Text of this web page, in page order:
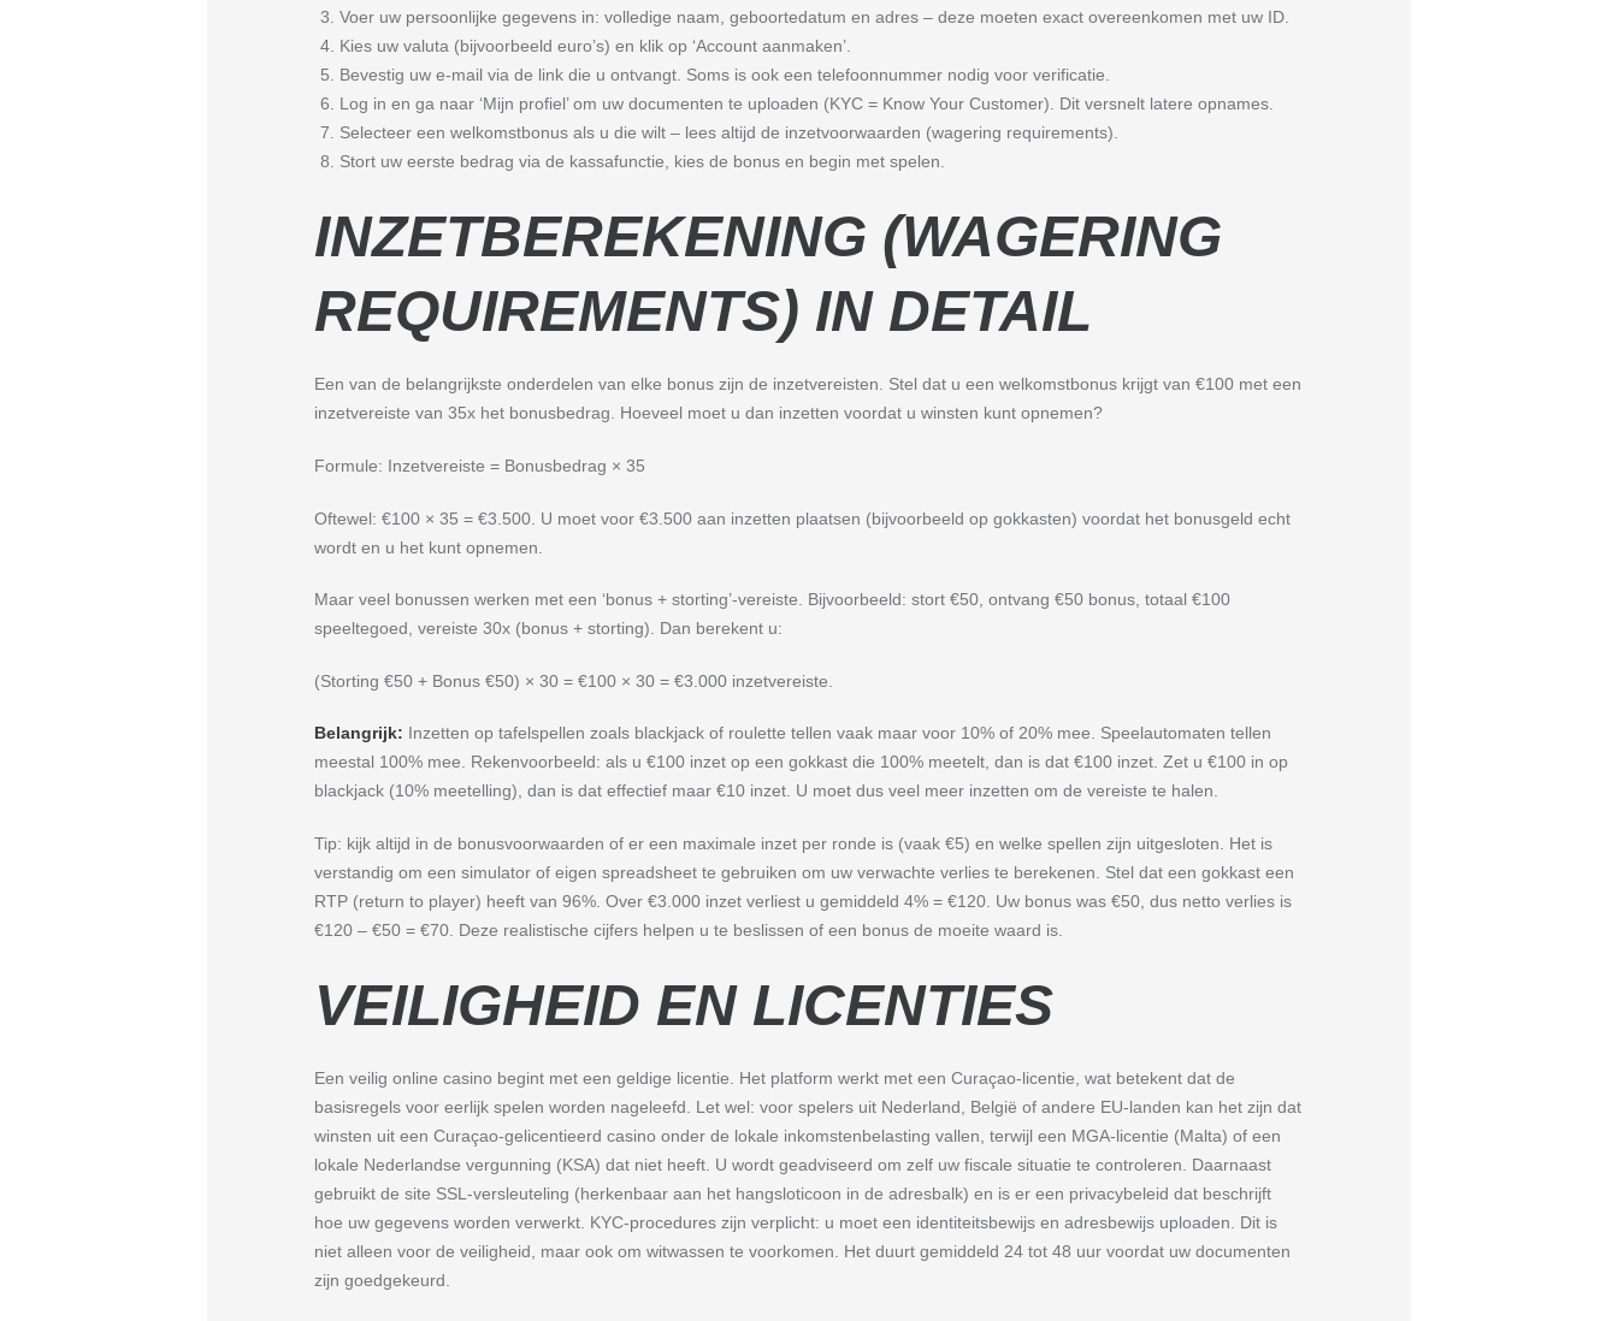
Voer uw persoonlijke gegevens in: volledige naam, geboortedatum en adres – deze moeten exact overeenkomen met uw ID.
Kies uw valuta (bijvoorbeeld euro’s) en klik op ‘Account aanmaken’.
Bevestig uw e-mail via de link die u ontvangt. Soms is ook een telefoonnummer nodig voor verificatie.
Log in en ga naar ‘Mijn profiel’ om uw documenten te uploaden (KYC = Know Your Customer). Dit versnelt latere opnames.
Selecteer een welkomstbonus als u die wilt – lees altijd de inzetvoorwaarden (wagering requirements).
Stort uw eerste bedrag via de kassafunctie, kies de bonus en begin met spelen.
INZETBEREKENING (WAGERING
REQUIREMENTS) IN DETAIL
Een van de belangrijkste onderdelen van elke bonus zijn de inzetvereisten. Stel dat u een welkomstbonus krijgt van €100 met een
inzetvereiste van 35x het bonusbedrag. Hoeveel moet u dan inzetten voordat u winsten kunt opnemen?
Formule: Inzetvereiste = Bonusbedrag × 35
Oftewel: €100 × 35 = €3.500. U moet voor €3.500 aan inzetten plaatsen (bijvoorbeeld op gokkasten) voordat het bonusgeld echt
wordt en u het kunt opnemen.
Maar veel bonussen werken met een ‘bonus + storting’-vereiste. Bijvoorbeeld: stort €50, ontvang €50 bonus, totaal €100
speeltegoed, vereiste 30x (bonus + storting). Dan berekent u:
(Storting €50 + Bonus €50) × 30 = €100 × 30 = €3.000 inzetvereiste.
Belangrijk: Inzetten op tafelspellen zoals blackjack of roulette tellen vaak maar voor 10% of 20% mee. Speelautomaten tellen
meestal 100% mee. Rekenvoorbeeld: als u €100 inzet op een gokkast die 100% meetelt, dan is dat €100 inzet. Zet u €100 in op
blackjack (10% meetelling), dan is dat effectief maar €10 inzet. U moet dus veel meer inzetten om de vereiste te halen.
Tip: kijk altijd in de bonusvoorwaarden of er een maximale inzet per ronde is (vaak €5) en welke spellen zijn uitgesloten. Het is
verstandig om een simulator of eigen spreadsheet te gebruiken om uw verwachte verlies te berekenen. Stel dat een gokkast een
RTP (return to player) heeft van 96%. Over €3.000 inzet verliest u gemiddeld 4% = €120. Uw bonus was €50, dus netto verlies is
€120 – €50 = €70. Deze realistische cijfers helpen u te beslissen of een bonus de moeite waard is.
VEILIGHEID EN LICENTIES
Een veilig online casino begint met een geldige licentie. Het platform werkt met een Curaçao-licentie, wat betekent dat de
basisregels voor eerlijk spelen worden nageleefd. Let wel: voor spelers uit Nederland, België of andere EU-landen kan het zijn dat
winsten uit een Curaçao-gelicentieerd casino onder de lokale inkomstenbelasting vallen, terwijl een MGA-licentie (Malta) of een
lokale Nederlandse vergunning (KSA) dat niet heeft. U wordt geadviseerd om zelf uw fiscale situatie te controleren. Daarnaast
gebruikt de site SSL-versleuteling (herkenbaar aan het hangsloticoon in de adresbalk) en is er een privacybeleid dat beschrijft
hoe uw gegevens worden verwerkt. KYC-procedures zijn verplicht: u moet een identiteitsbewijs en adresbewijs uploaden. Dit is
niet alleen voor de veiligheid, maar ook om witwassen te voorkomen. Het duurt gemiddeld 24 tot 48 uur voordat uw documenten
zijn goedgekeurd.